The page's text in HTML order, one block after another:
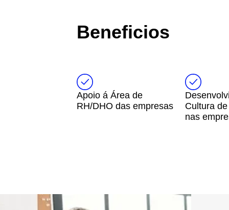
Beneficios
Apoio á Área de
RH/DHO das empresas
Cultura
nas